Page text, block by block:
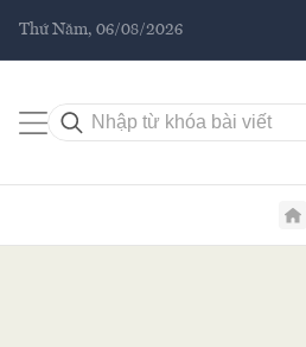
Thứ Năm, 06/08/2026